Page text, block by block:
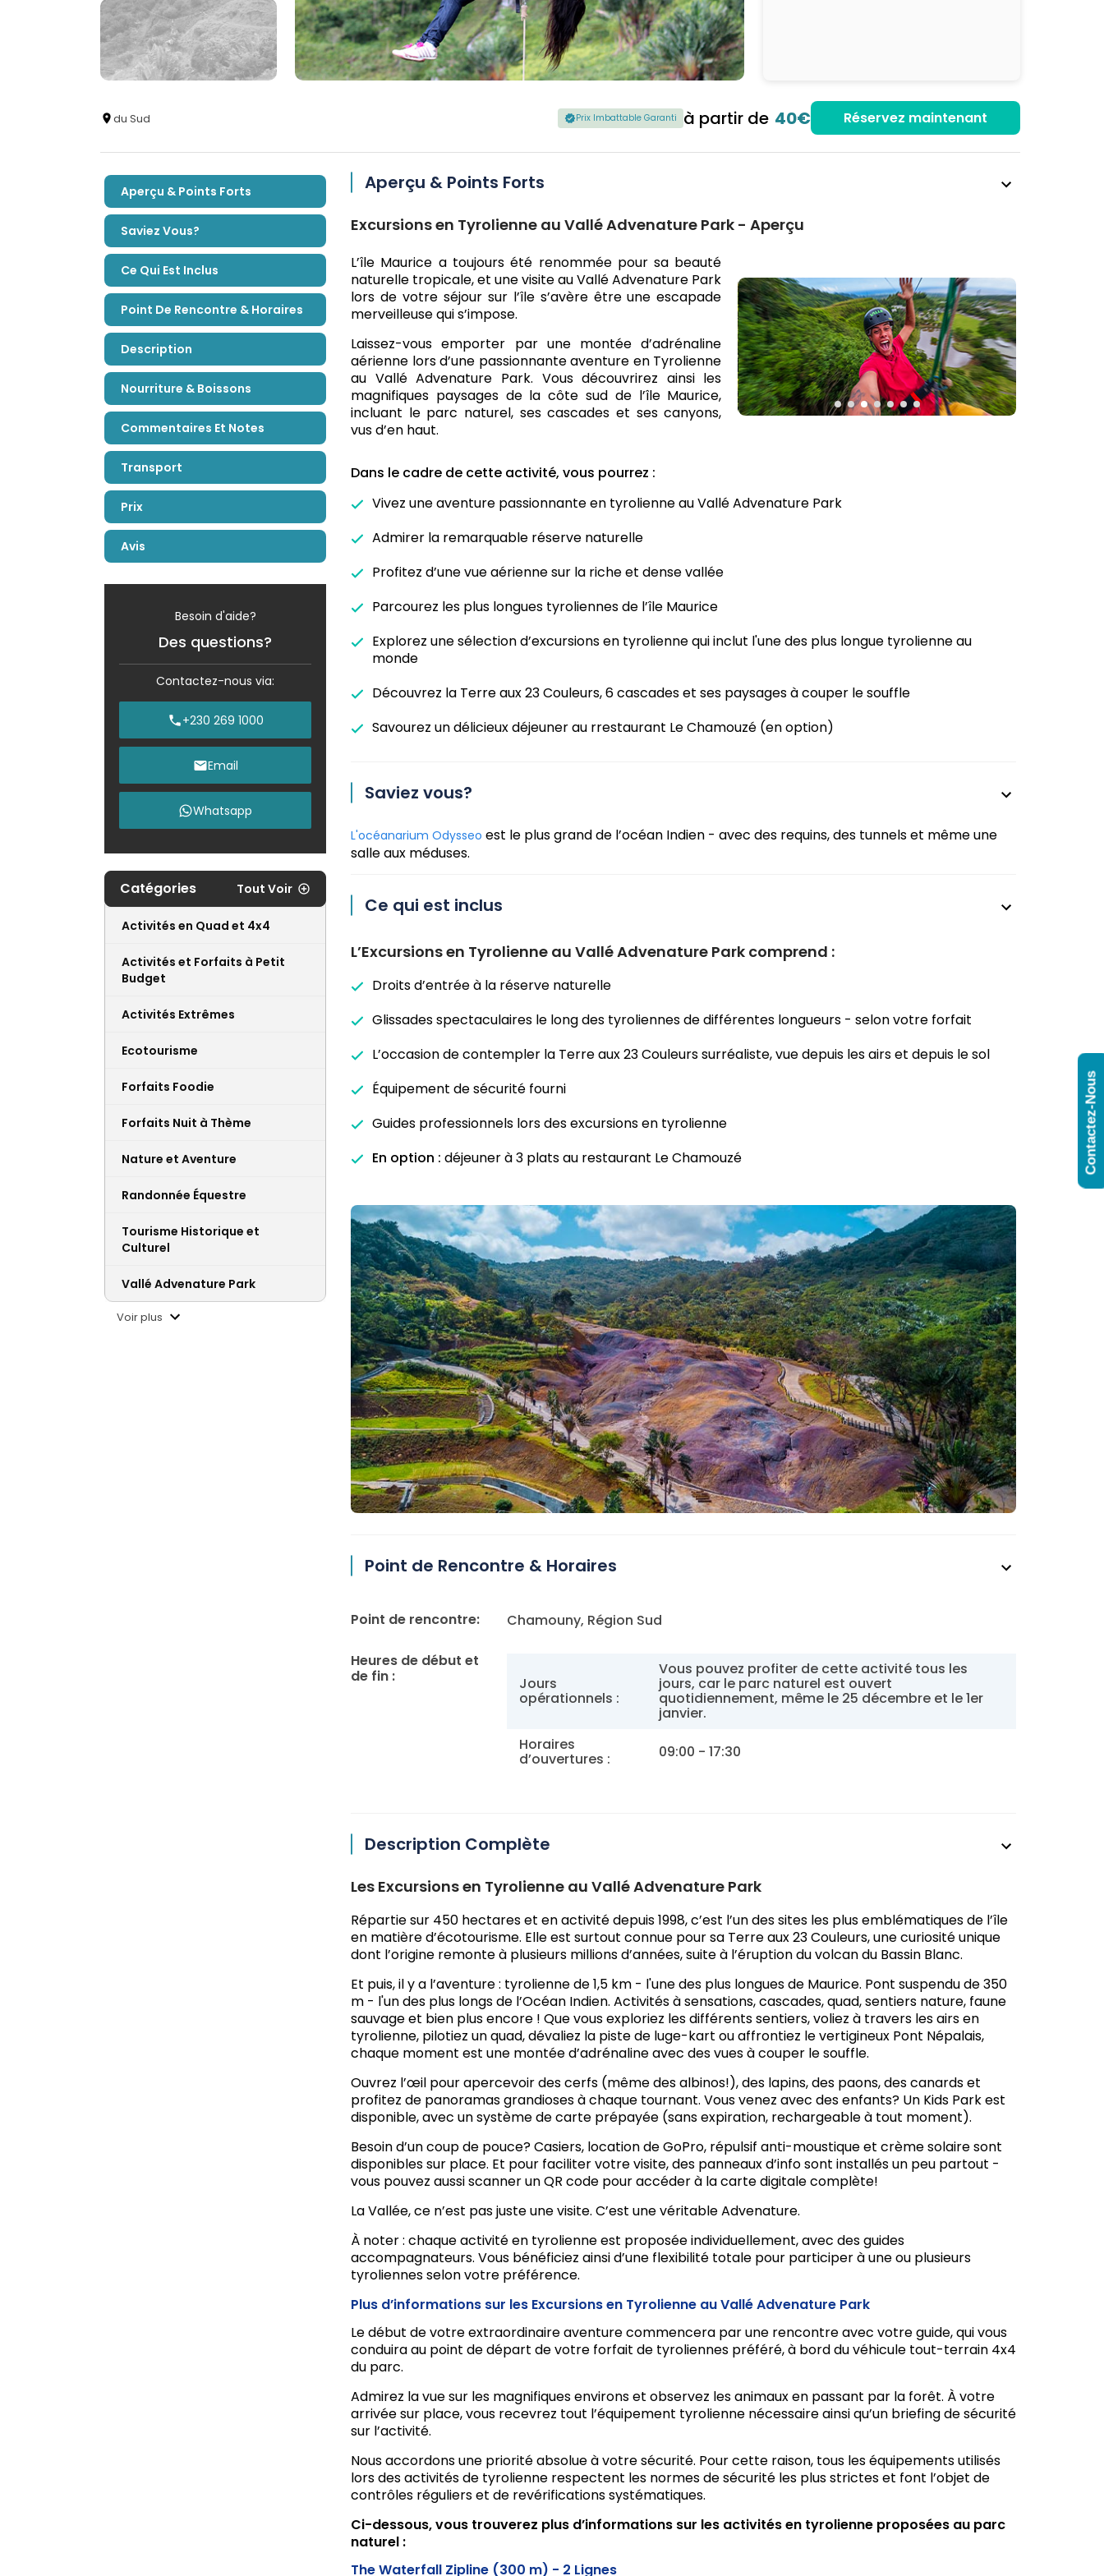
du Sud Prix Imbattable Garanti à partir de 40€ Réservez maintenant
Aperçu & Points Forts
Saviez Vous?
Ce Qui Est Inclus
Point De Rencontre & Horaires
Description
Nourriture & Boissons
Commentaires Et Notes
Transport
Prix
Avis
Besoin d'aide?
Des questions?
Contactez-nous via:
+230 269 1000
Email
Whatsapp
Catégories Tout Voir
Activités en Quad et 4x4
Activités et Forfaits à Petit
Budget
Activités Extrêmes
Ecotourisme
Forfaits Foodie
Forfaits Nuit à Thème
Nature et Aventure
Randonnée Équestre
Tourisme Historique et
Culturel
Vallé Advenature Park
Voir plus
Aperçu & Points Forts
Excursions en Tyrolienne au Vallé Advenature Park - Aperçu
L’île Maurice a toujours été renommée pour sa beauté
naturelle tropicale, et une visite au Vallé Advenature Park
lors de votre séjour sur l’île s’avère être une escapade
merveilleuse qui s’impose.
Laissez-vous emporter par une montée d’adrénaline
aérienne lors d’une passionnante aventure en Tyrolienne
au Vallé Advenature Park. Vous découvrirez ainsi les
magnifiques paysages de la côte sud de l’île Maurice,
incluant le parc naturel, ses cascades et ses canyons,
vus d’en haut.
Dans le cadre de cette activité, vous pourrez :
Vivez une aventure passionnante en tyrolienne au Vallé Advenature Park
Admirer la remarquable réserve naturelle
Profitez d’une vue aérienne sur la riche et dense vallée
Parcourez les plus longues tyroliennes de l’île Maurice
Explorez une sélection d’excursions en tyrolienne qui inclut l'une des plus longue tyrolienne au
monde
Découvrez la Terre aux 23 Couleurs, 6 cascades et ses paysages à couper le souffle
Savourez un délicieux déjeuner au rrestaurant Le Chamouzé (en option)
Saviez vous?
L'océanarium Odysseo est le plus grand de l’océan Indien - avec des requins, des tunnels et même une
salle aux méduses.
Ce qui est inclus
L’Excursions en Tyrolienne au Vallé Advenature Park comprend :
Droits d’entrée à la réserve naturelle
Glissades spectaculaires le long des tyroliennes de différentes longueurs - selon votre forfait
L’occasion de contempler la Terre aux 23 Couleurs surréaliste, vue depuis les airs et depuis le sol
Équipement de sécurité fourni
Guides professionnels lors des excursions en tyrolienne
En option : déjeuner à 3 plats au restaurant Le Chamouzé
Point de Rencontre & Horaires
Point de rencontre: Chamouny, Région Sud
Heures de début et
de fin :
Jours
opérationnels :
Vous pouvez profiter de cette activité tous les
jours, car le parc naturel est ouvert
quotidiennement, même le 25 décembre et le 1er
janvier.
Horaires
d’ouvertures : 09:00 - 17:30
Description Complète
Les Excursions en Tyrolienne au Vallé Advenature Park
Répartie sur 450 hectares et en activité depuis 1998, c’est l’un des sites les plus emblématiques de l’île
en matière d’écotourisme. Elle est surtout connue pour sa Terre aux 23 Couleurs, une curiosité unique
dont l’origine remonte à plusieurs millions d’années, suite à l’éruption du volcan du Bassin Blanc.
Et puis, il y a l’aventure : tyrolienne de 1,5 km - l'une des plus longues de Maurice. Pont suspendu de 350
m - l'un des plus longs de l’Océan Indien. Activités à sensations, cascades, quad, sentiers nature, faune
sauvage et bien plus encore ! Que vous exploriez les différents sentiers, voliez à travers les airs en
tyrolienne, pilotiez un quad, dévaliez la piste de luge-kart ou affrontiez le vertigineux Pont Népalais,
chaque moment est une montée d’adrénaline avec des vues à couper le souffle.
Ouvrez l’œil pour apercevoir des cerfs (même des albinos!), des lapins, des paons, des canards et
profitez de panoramas grandioses à chaque tournant. Vous venez avec des enfants? Un Kids Park est
disponible, avec un système de carte prépayée (sans expiration, rechargeable à tout moment).
Besoin d’un coup de pouce? Casiers, location de GoPro, répulsif anti-moustique et crème solaire sont
disponibles sur place. Et pour faciliter votre visite, des panneaux d’info sont installés un peu partout -
vous pouvez aussi scanner un QR code pour accéder à la carte digitale complète!
La Vallée, ce n’est pas juste une visite. C’est une véritable Advenature.
À noter : chaque activité en tyrolienne est proposée individuellement, avec des guides
accompagnateurs. Vous bénéficiez ainsi d’une flexibilité totale pour participer à une ou plusieurs
tyroliennes selon votre préférence.
Plus d’informations sur les Excursions en Tyrolienne au Vallé Advenature Park
Le début de votre extraordinaire aventure commencera par une rencontre avec votre guide, qui vous
conduira au point de départ de votre forfait de tyroliennes préféré, à bord du véhicule tout-terrain 4x4
du parc.
Admirez la vue sur les magnifiques environs et observez les animaux en passant par la forêt. À votre
arrivée sur place, vous recevrez tout l’équipement tyrolienne nécessaire ainsi qu’un briefing de sécurité
sur l’activité.
Nous accordons une priorité absolue à votre sécurité. Pour cette raison, tous les équipements utilisés
lors des activités de tyrolienne respectent les normes de sécurité les plus strictes et font l’objet de
contrôles réguliers et de revérifications systématiques.
Ci-dessous, vous trouverez plus d’informations sur les activités en tyrolienne proposées au parc
naturel :
The Waterfall Zipline (300 m) - 2 Lignes
Contactez-Nous